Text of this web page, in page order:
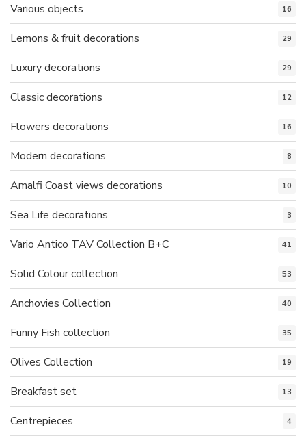
Various objects 16
Lemons & fruit decorations 29
Luxury decorations 29
Classic decorations 12
Flowers decorations 16
Modern decorations 8
Amalfi Coast views decorations 10
Sea Life decorations 3
Vario Antico TAV Collection B+C 41
Solid Colour collection 53
Anchovies Collection 40
Funny Fish collection 35
Olives Collection 19
Breakfast set 13
Centrepieces 4